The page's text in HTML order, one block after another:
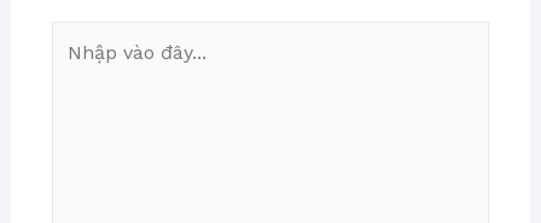
vào